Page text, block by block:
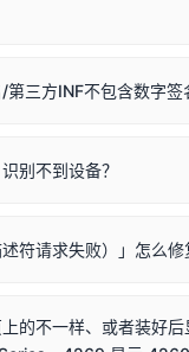
，自动安装程序在运
使用了
：代表与您当
动跳过），并不影响正
印测试即可。
三方INF不包含数字
底不再识别老旧驱
别不到设备？
据线两端已完全插紧；
符请求失败）」怎么修
的不一样、或者装好